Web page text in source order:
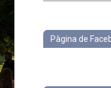
Pàgina de